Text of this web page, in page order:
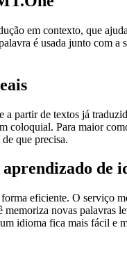
em contexto, que
é usada junto com
a partir de textos já
Para maior
que precisa.
de
eficiente. O serviço
novas
idioma fica mais fácil e